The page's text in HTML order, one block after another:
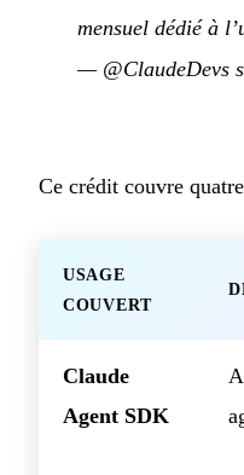
mensuel dédié à
— @ClaudeDevs
Ce crédit couvre
USAGE
COUVERT
Claude
Agent SDK